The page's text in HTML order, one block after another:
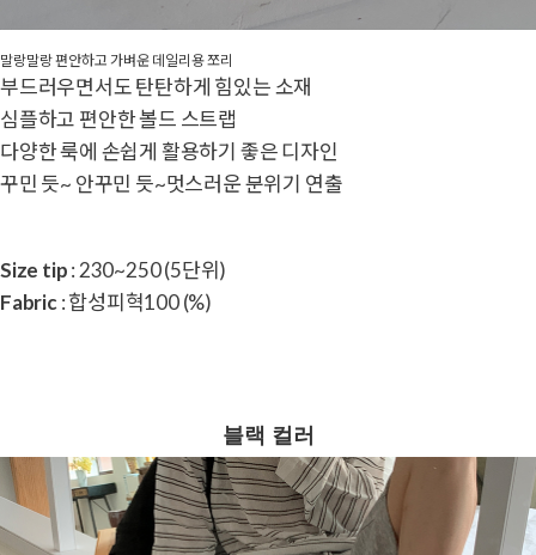
말랑말랑 편안하고 가벼운 데일리용 쪼리
부드러우면서도 탄탄하게 힘있는 소재
심플하고 편안한 볼드 스트랩
다양한 룩에 손쉽게 활용하기 좋은 디자인
꾸민 듯~ 안꾸민 듯~멋스러운 분위기 연출
Size tip: 230~250 (5단위)
Fabric: 합성피혁100 (%)
블랙 컬러